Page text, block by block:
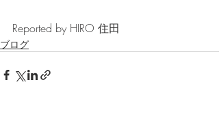
Reported by HIRO 住田
ブログ